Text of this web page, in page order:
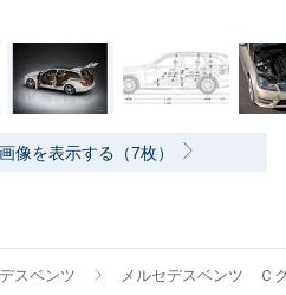
像を表示する（7枚）
スベンツ メルセデスベンツ Ｃ